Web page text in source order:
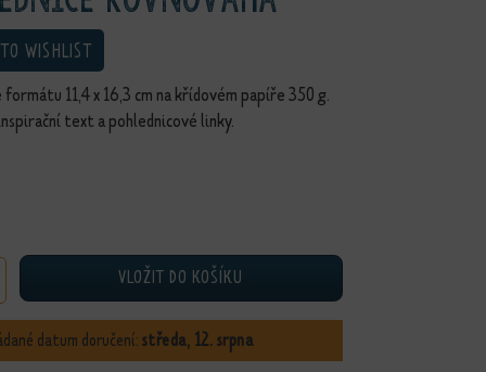
WISHLIST
formátu 11,4 x 16,3 cm na křídovém papíře 350 g.
text a pohlednicové linky.
Rovnováha množstvíVLOŽIT DO KOŠÍKU
datum doručení:středa, 12. srpna